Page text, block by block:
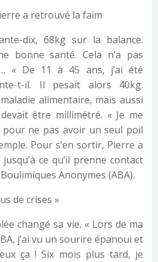
a retrouvé la faim
dix, 68kg sur la balance.
bonne santé. Cela n’a pas
« De 11 à 45 ans, j’ai été
t-il. Il pesait alors 40kg.
alimentaire, mais aussi
être millimétré. « Je me
ne pas avoir un seul poil
Pour s’en sortir, Pierre a
ce qu’il prenne contact
Anonymes (ABA).
de crises »
changé sa vie. « Lors de ma
j’ai vu un sourire épanoui et
ça ! Six mois plus tard, je